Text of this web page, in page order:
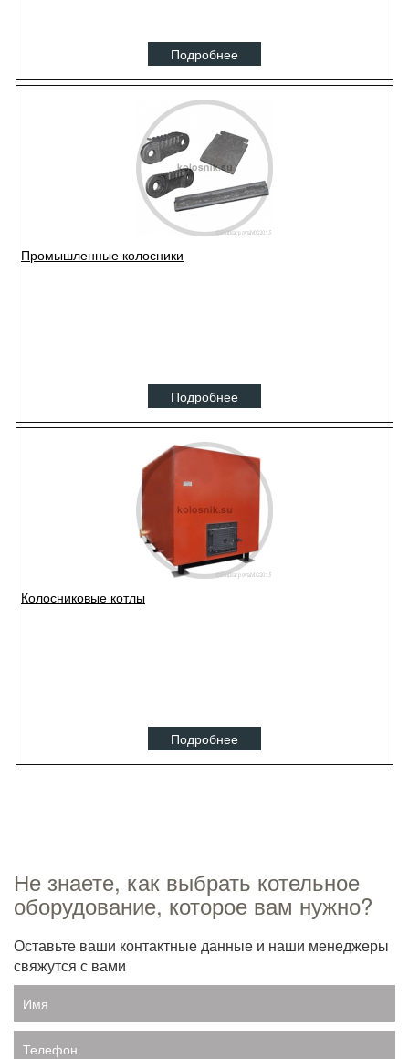
Подробнее
Промышленные колосники
Подробнее
Колосниковые котлы
Подробнее
Не знаете, как выбрать котельное
оборудование, которое вам нужно?
Оставьте ваши контактные данные и наши менеджеры
свяжутся с вами
Имя
Телефон